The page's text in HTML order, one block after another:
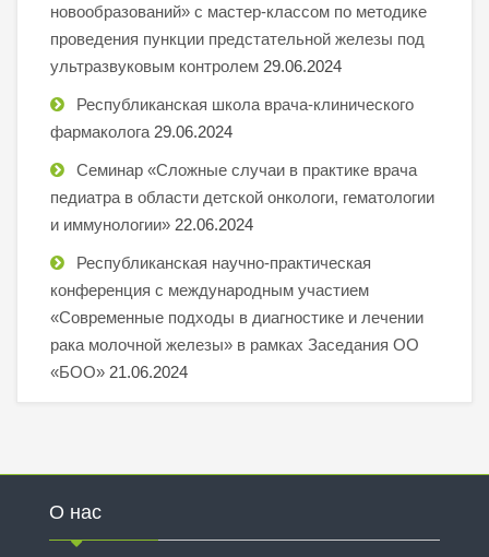
новообразований» с мастер-классом по методике
проведения пункции предстательной железы под
ультразвуковым контролем 29.06.2024
Республиканская школа врача-клинического
фармаколога 29.06.2024
Семинар «Сложные случаи в практике врача
педиатра в области детской онкологи, гематологии
и иммунологии» 22.06.2024
Республиканская научно-практическая
конференция с международным участием
«Современные подходы в диагностике и лечении
рака молочной железы» в рамках Заседания ОО
«БОО» 21.06.2024
О нас